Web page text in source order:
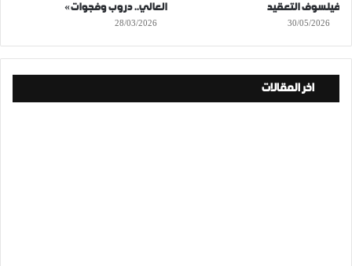
فيلسوف التعقيد
30/05/2026
العالي.. دروب وفجوات»
28/03/2026
اخر المقالات